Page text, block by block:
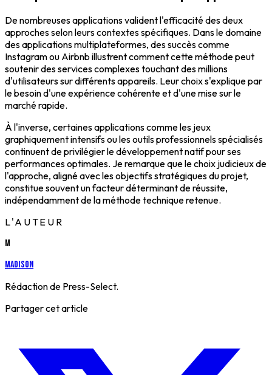
De nombreuses applications valident l'efficacité des deux
approches selon leurs contextes spécifiques. Dans le domaine
des applications multiplateformes, des succès comme
Instagram ou Airbnb illustrent comment cette méthode peut
soutenir des services complexes touchant des millions
d'utilisateurs sur différents appareils. Leur choix s'explique par
le besoin d'une expérience cohérente et d'une mise sur le
marché rapide.
À l'inverse, certaines applications comme les jeux
graphiquement intensifs ou les outils professionnels spécialisés
continuent de privilégier le développement natif pour ses
performances optimales. Je remarque que le choix judicieux de
l'approche, aligné avec les objectifs stratégiques du projet,
constitue souvent un facteur déterminant de réussite,
indépendamment de la méthode technique retenue.
L'AUTEUR
M
Madison
Rédaction de Press-Select.
Partager cet article